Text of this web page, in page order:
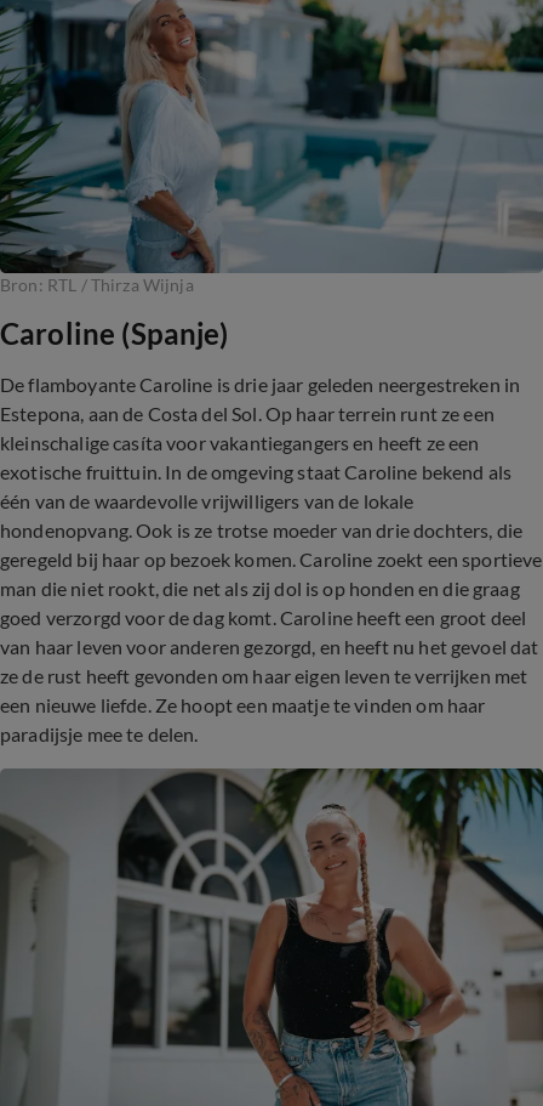
Bron: RTL / Thirza Wijnja
Caroline (Spanje)
De flamboyante Caroline is drie jaar geleden neergestreken in
Estepona, aan de Costa del Sol. Op haar terrein runt ze een
kleinschalige casíta voor vakantiegangers en heeft ze een
exotische fruittuin. In de omgeving staat Caroline bekend als
één van de waardevolle vrijwilligers van de lokale
hondenopvang. Ook is ze trotse moeder van drie dochters, die
geregeld bij haar op bezoek komen. Caroline zoekt een sportieve
man die niet rookt, die net als zij dol is op honden en die graag
goed verzorgd voor de dag komt. Caroline heeft een groot deel
van haar leven voor anderen gezorgd, en heeft nu het gevoel dat
ze de rust heeft gevonden om haar eigen leven te verrijken met
een nieuwe liefde. Ze hoopt een maatje te vinden om haar
paradijsje mee te delen.